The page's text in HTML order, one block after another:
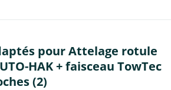
pour Attelage rotule
HAK + faisceau TowTec
(2)